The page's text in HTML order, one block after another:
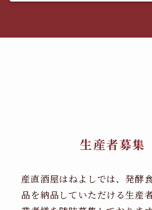
生産者募集
産直酒屋はねよしでは、発酵
品を納品していただける生産